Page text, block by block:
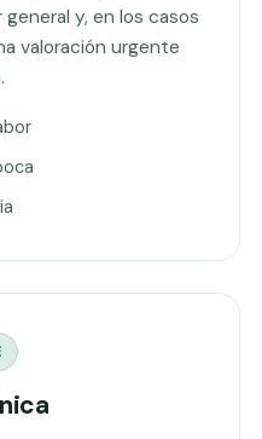
y, en los casos
valoración urgente